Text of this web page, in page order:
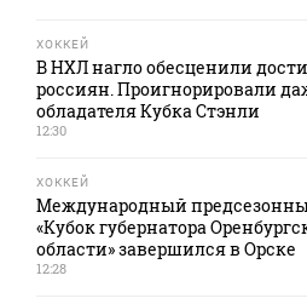
ХОККЕЙ
В НХЛ нагло обесценили
россиян. Проигнорировали
обладателя Кубка Стэнли
12:30
ХОККЕЙ
Международный
«Кубок губернатора
области» завершился в Орске
12:28